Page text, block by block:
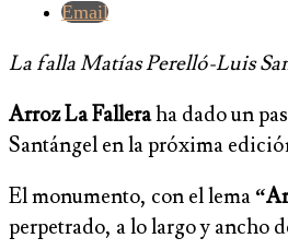
Email
La falla Matías Perelló-Luis
Arroz La Falleraha dado un
Santángel en la próxima
El monumento, con el lema
perpetrado, a lo largo y ancho